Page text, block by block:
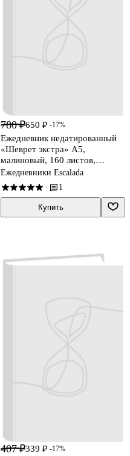
780 ₽650 ₽ -17%
Ежедневник недатированный
«Шеврет экстра» А5,
малиновый, 160 листов,
экокожа, Escalada
Ежедневники Escalada
· 1
Купить
407 ₽339 ₽ -17%